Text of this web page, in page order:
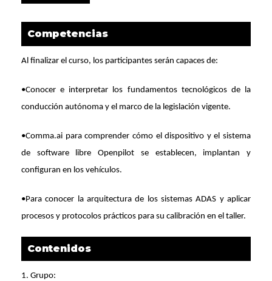
Competencias
Al finalizar el curso, los participantes serán capaces de:
•Conocer e interpretar los fundamentos tecnológicos de la
conducción autónoma y el marco de la legislación vigente.
•Comma.ai para comprender cómo el dispositivo y el sistema
de software libre Openpilot se establecen, implantan y
configuran en los vehículos.
•Para conocer la arquitectura de los sistemas ADAS y aplicar
procesos y protocolos prácticos para su calibración en el taller.
Contenidos
1. Grupo: